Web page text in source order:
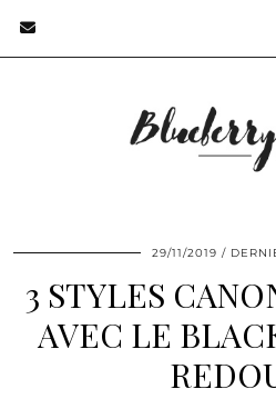
29/11/2019
3 STYLES
AVEC LE